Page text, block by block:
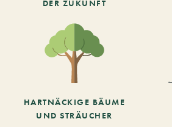
DER ZUKUNFT
HARTNÄCKIGE BÄUME
UND STRÄUCHER